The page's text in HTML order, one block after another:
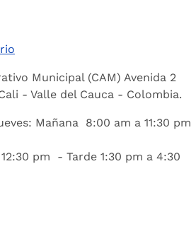
Municipal (CAM) Avenida 2
- Valle del Cauca - Colombia.
Mañana 8:00 am a 11:30 pm
pm - Tarde 1:30 pm a 4:30